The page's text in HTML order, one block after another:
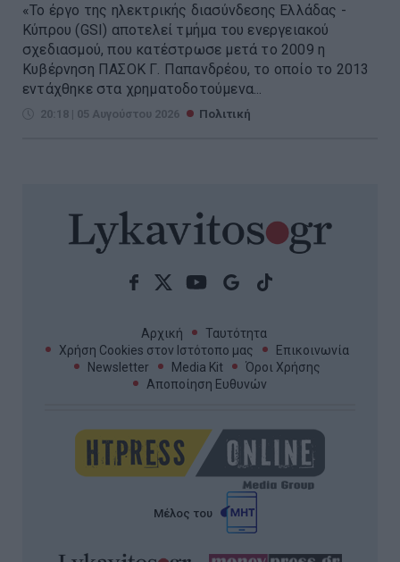
«Το έργο της ηλεκτρικής διασύνδεσης Ελλάδας -
Κύπρου (GSI) αποτελεί τμήμα του ενεργειακού
σχεδιασμού, που κατέστρωσε μετά το 2009 η
Κυβέρνηση ΠΑΣΟΚ Γ. Παπανδρέου, το οποίο το 2013
εντάχθηκε στα χρηματοδοτούμενα...
20:18 | 05 Αυγούστου 2026 Πολιτική
Αρχική
Ταυτότητα
Χρήση Cookies στον Ιστότοπο μας
Επικοινωνία
Newsletter
Media Kit
Όροι Χρήσης
Αποποίηση Ευθυνών
Μέλος του